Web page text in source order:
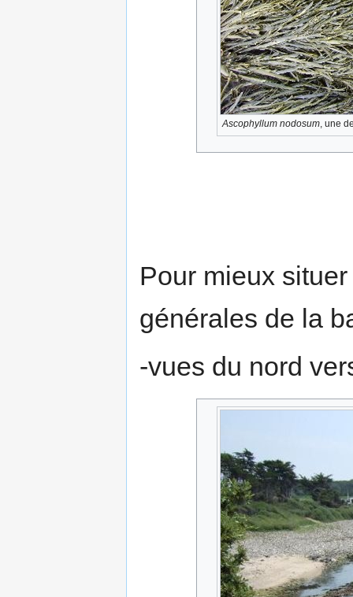
Ascophyllum nodosum , une
Pour mieux
générales de la
-vues du nord